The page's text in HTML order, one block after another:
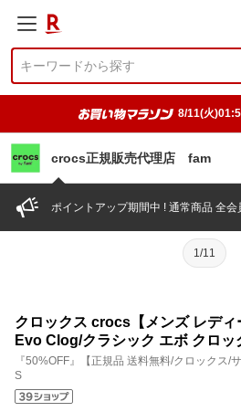
8/11(火
crocs正規販売代理店 fam
ポイントアップ期間中 ! 通常商品 全
1/11
クロックス crocs【メンズ レデ
Evo Clog/クラシック エボ クロッ
『50%OFF』【正規品 送料無料/クロックス/
S